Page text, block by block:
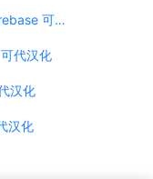
近店1.2.2版 实时优惠、活动和聊天 + Firebase 可代汉化
代汉化
汉化
汉化